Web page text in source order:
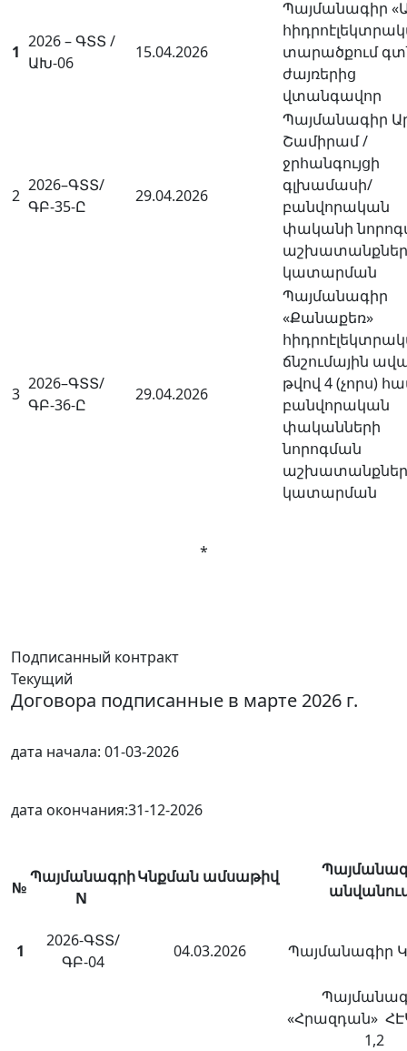
1
2026 – ԳՏՏ /
ԱԽ-06
15.04.2026
Պայմանագիր
տարածքում
ժայռերից
վտանգավոր
2
2026–ԳՏՏ/
ԳԲ-35-Ը
29.04.2026
Պայմանագիր
Շամիրամ /
ջրհանգույցի
գլխամասի/
բանվորական
փականի
կատարման
3
2026–ԳՏՏ/
ԳԲ-36-Ը
29.04.2026
Պայմանագիր
«Քանաքեռ»
ճնշումային
թվով 4 (չորս)
բանվորական
փականների
նորոգման
կատարման
*
Подписанный контракт
Текущий
Договора подписанные в марте 2026 г.
дата начала: 01-03-2026
дата окончания:31-12-2026
№
Պայմանագրի
N
Կնքման ամսաթիվ
1
2026-ԳՏՏ/
ԳԲ-04
04.03.2026 Պայմանագիր
«Հրազդան»
1,2